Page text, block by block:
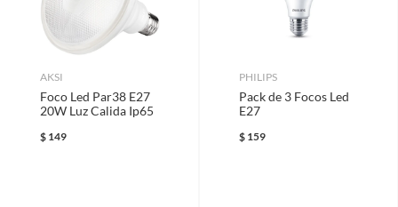
AKSI
Foco Led Par38 E27
20W Luz Calida Ip65
$ 149
PHILIPS
Pack de 3 Focos Led
E27
$ 159